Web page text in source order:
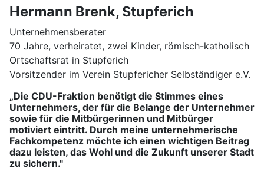
Hermann Brenk, Stupferich
Unternehmensberater
70 Jahre, verheiratet, zwei Kinder, römisch-katholisch
Ortschaftsrat in Stupferich
Vorsitzender im Verein Stupfericher Selbständiger e.V.
„Die CDU-Fraktion benötigt die Stimmes eines
Unternehmers, der für die Belange der Unternehmer
sowie für die Mitbürgerinnen und Mitbürger
motiviert eintritt. Durch meine unternehmerische
Fachkompetenz möchte ich einen wichtigen Beitrag
dazu leisten, das Wohl und die Zukunft unserer Stadt
zu sichern."